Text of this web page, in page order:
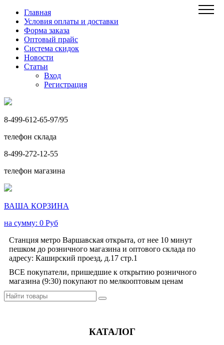
Главная
Условия оплаты и доставки
Форма заказа
Оптовый прайс
Система скидок
Новости
Статьи
Вход
Регистрация
8-499-612-65-97/95
телефон склада
8-499-272-12-55
телефон магазина
ВАША КОРЗИНА
на сумму: 0 Руб
Станция метро Варшавская открыта, от нее 10 минут
пешком до розничного магазина и оптового склада по
адресу: Каширский проезд, д.17 стр.1
ВСЕ покупатели, пришедшие к открытию розничного
магазина (9:30) покупают по мелкооптовым ценам
КАТАЛОГ